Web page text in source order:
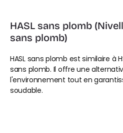
HASL sans plomb
sans plomb)
HASL sans plomb est similaire à
sans plomb. Il offre une
l'environnement tout en
soudable.